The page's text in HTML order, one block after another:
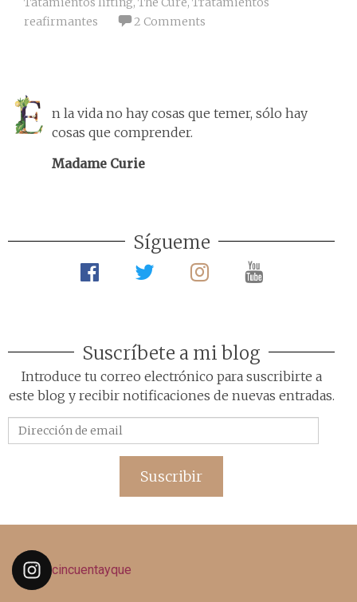
reafirmantes
2 Comments
n la vida no hay cosas que temer, sólo hay
cosas que comprender.
Madame Curie
Sígueme
Suscríbete a mi blog
Introduce tu correo electrónico para suscribirte a
este blog y recibir notificaciones de nuevas entradas.
de
Suscribir
cincuentayque